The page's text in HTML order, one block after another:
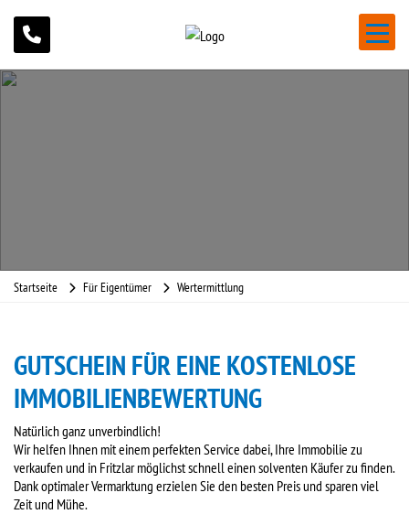
Startseite Für Eigentümer Wertermittlung
GUTSCHEIN FÜR EINE KOSTENLOSE
IMMOBILIENBEWERTUNG
Natürlich ganz unverbindlich!
Wir helfen Ihnen mit einem perfekten Service dabei, Ihre Immobilie zu
verkaufen und in Fritzlar möglichst schnell einen solventen Käufer zu finden.
Dank optimaler Vermarktung erzielen Sie den besten Preis und sparen viel
Zeit und Mühe.